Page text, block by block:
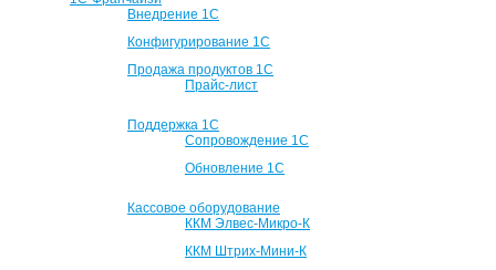
Внедрение 1С
Конфигурирование 1С
Продажа продуктов 1С
Прайс-лист
Поддержка 1С
Сопровождение 1С
Обновление 1С
Кассовое оборудование
ККМ Элвес-Микро-К
ККМ Штрих-Мини-К